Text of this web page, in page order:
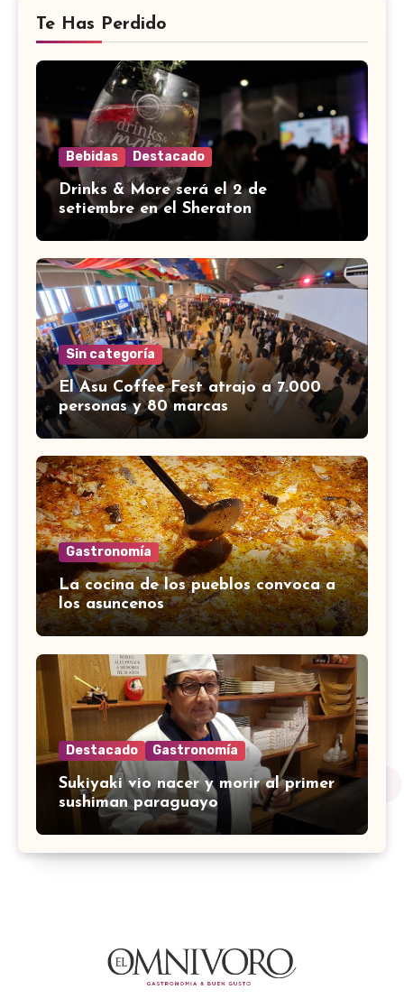
Te Has Perdido
Bebidas Destacado
Drinks & More será el 2 de
setiembre en el Sheraton
Sin categoría
El Asu Coffee Fest atrajo a 7.000
personas y 80 marcas
Gastronomía
La cocina de los pueblos convoca a
los asuncenos
Destacado Gastronomía
Sukiyaki vio nacer y morir al primer
sushiman paraguayo